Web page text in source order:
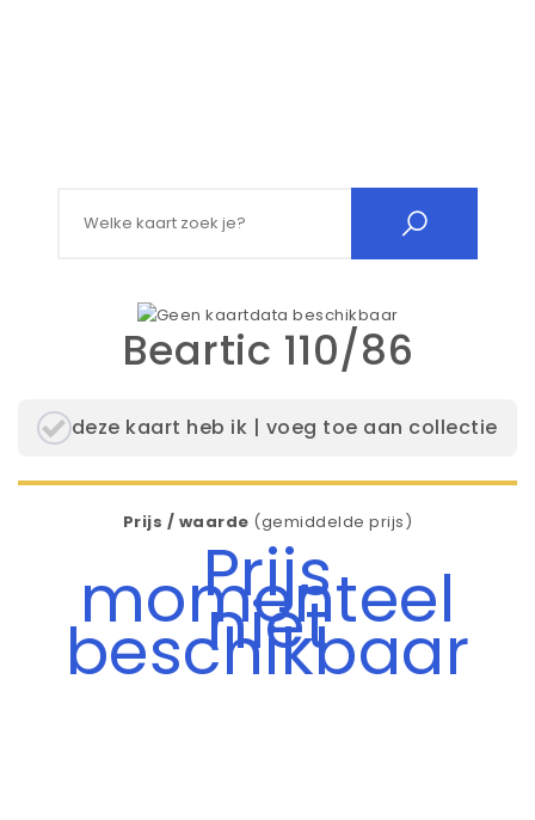
Beartic 110/86
deze kaart heb ik | voeg toe aan collectie
Prijs / waarde (gemiddelde prijs)
Prijs
momenteel
niet
beschikbaar